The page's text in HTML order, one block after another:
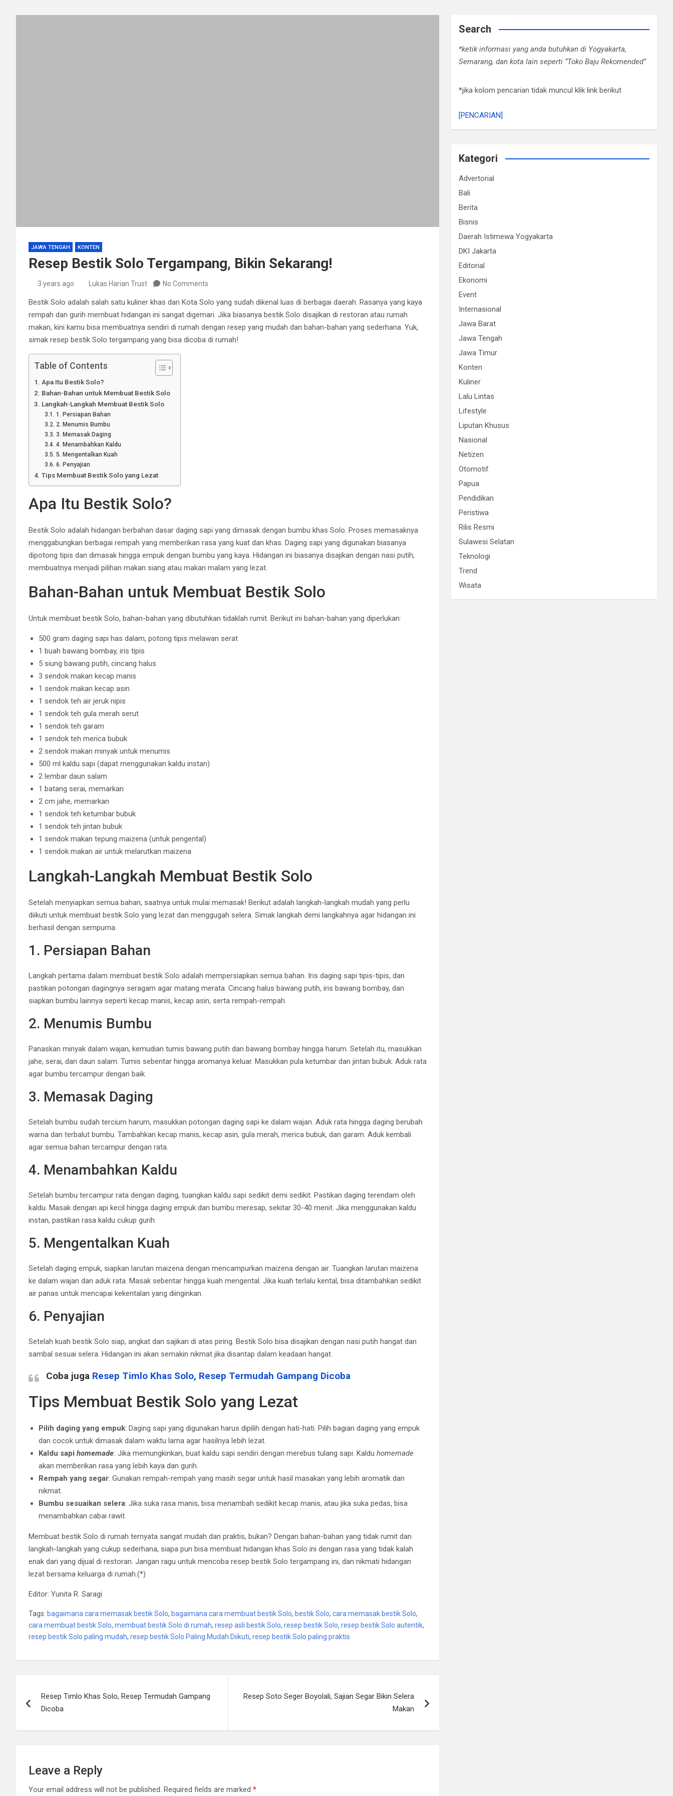
JAWA TENGAH KONTEN
Resep Bestik Solo Tergampang, Bikin Sekarang!
3 years ago Lukas Harian Trust No Comments
Bestik Solo adalah salah satu kuliner khas dari Kota Solo yang sudah dikenal luas di berbagai daerah. Rasanya yang kaya
rempah dan gurih membuat hidangan ini sangat digemari. Jika biasanya bestik Solo disajikan di restoran atau rumah
makan, kini kamu bisa membuatnya sendiri di rumah dengan resep yang mudah dan bahan-bahan yang sederhana. Yuk,
simak resep bestik Solo tergampang yang bisa dicoba di rumah!
Table of Contents
Apa Itu Bestik Solo?
Bahan-Bahan untuk Membuat Bestik Solo
Langkah-Langkah Membuat Bestik Solo
1. Persiapan Bahan
2. Menumis Bumbu
3. Memasak Daging
4. Menambahkan Kaldu
5. Mengentalkan Kuah
6. Penyajian
Tips Membuat Bestik Solo yang Lezat
Apa Itu Bestik Solo?
Bestik Solo adalah hidangan berbahan dasar daging sapi yang dimasak dengan bumbu khas Solo. Proses memasaknya
menggabungkan berbagai rempah yang memberikan rasa yang kuat dan khas. Daging sapi yang digunakan biasanya
dipotong tipis dan dimasak hingga empuk dengan bumbu yang kaya. Hidangan ini biasanya disajikan dengan nasi putih,
membuatnya menjadi pilihan makan siang atau makan malam yang lezat.
Bahan-Bahan untuk Membuat Bestik Solo
Untuk membuat bestik Solo, bahan-bahan yang dibutuhkan tidaklah rumit. Berikut ini bahan-bahan yang diperlukan:
500 gram daging sapi has dalam, potong tipis melawan serat
1 buah bawang bombay, iris tipis
5 siung bawang putih, cincang halus
3 sendok makan kecap manis
1 sendok makan kecap asin
1 sendok teh air jeruk nipis
1 sendok teh gula merah serut
1 sendok teh garam
1 sendok teh merica bubuk
2 sendok makan minyak untuk menumis
500 ml kaldu sapi (dapat menggunakan kaldu instan)
2 lembar daun salam
1 batang serai, memarkan
2 cm jahe, memarkan
1 sendok teh ketumbar bubuk
1 sendok teh jintan bubuk
1 sendok makan tepung maizena (untuk pengental)
1 sendok makan air untuk melarutkan maizena
Langkah-Langkah Membuat Bestik Solo
Setelah menyiapkan semua bahan, saatnya untuk mulai memasak! Berikut adalah langkah-langkah mudah yang perlu
diikuti untuk membuat bestik Solo yang lezat dan menggugah selera. Simak langkah demi langkahnya agar hidangan ini
berhasil dengan sempurna.
1. Persiapan Bahan
Langkah pertama dalam membuat bestik Solo adalah mempersiapkan semua bahan. Iris daging sapi tipis-tipis, dan
pastikan potongan dagingnya seragam agar matang merata. Cincang halus bawang putih, iris bawang bombay, dan
siapkan bumbu lainnya seperti kecap manis, kecap asin, serta rempah-rempah.
2. Menumis Bumbu
Panaskan minyak dalam wajan, kemudian tumis bawang putih dan bawang bombay hingga harum. Setelah itu, masukkan
jahe, serai, dan daun salam. Tumis sebentar hingga aromanya keluar. Masukkan pula ketumbar dan jintan bubuk. Aduk rata
agar bumbu tercampur dengan baik.
3. Memasak Daging
Setelah bumbu sudah tercium harum, masukkan potongan daging sapi ke dalam wajan. Aduk rata hingga daging berubah
warna dan terbalut bumbu. Tambahkan kecap manis, kecap asin, gula merah, merica bubuk, dan garam. Aduk kembali
agar semua bahan tercampur dengan rata.
4. Menambahkan Kaldu
Setelah bumbu tercampur rata dengan daging, tuangkan kaldu sapi sedikit demi sedikit. Pastikan daging terendam oleh
kaldu. Masak dengan api kecil hingga daging empuk dan bumbu meresap, sekitar 30-40 menit. Jika menggunakan kaldu
instan, pastikan rasa kaldu cukup gurih.
5. Mengentalkan Kuah
Setelah daging empuk, siapkan larutan maizena dengan mencampurkan maizena dengan air. Tuangkan larutan maizena
ke dalam wajan dan aduk rata. Masak sebentar hingga kuah mengental. Jika kuah terlalu kental, bisa ditambahkan sedikit
air panas untuk mencapai kekentalan yang diinginkan.
6. Penyajian
Setelah kuah bestik Solo siap, angkat dan sajikan di atas piring. Bestik Solo bisa disajikan dengan nasi putih hangat dan
sambal sesuai selera. Hidangan ini akan semakin nikmat jika disantap dalam keadaan hangat.
Coba juga Resep Timlo Khas Solo, Resep Termudah Gampang Dicoba
Tips Membuat Bestik Solo yang Lezat
Pilih daging yang empuk: Daging sapi yang digunakan harus dipilih dengan hati-hati. Pilih bagian daging yang empuk
dan cocok untuk dimasak dalam waktu lama agar hasilnya lebih lezat.
Kaldu sapi homemade: Jika memungkinkan, buat kaldu sapi sendiri dengan merebus tulang sapi. Kaldu homemade
akan memberikan rasa yang lebih kaya dan gurih.
Rempah yang segar: Gunakan rempah-rempah yang masih segar untuk hasil masakan yang lebih aromatik dan
nikmat.
Bumbu sesuaikan selera: Jika suka rasa manis, bisa menambah sedikit kecap manis, atau jika suka pedas, bisa
menambahkan cabai rawit.
Membuat bestik Solo di rumah ternyata sangat mudah dan praktis, bukan? Dengan bahan-bahan yang tidak rumit dan
langkah-langkah yang cukup sederhana, siapa pun bisa membuat hidangan khas Solo ini dengan rasa yang tidak kalah
enak dari yang dijual di restoran. Jangan ragu untuk mencoba resep bestik Solo tergampang ini, dan nikmati hidangan
lezat bersama keluarga di rumah.(*)
Editor: Yunita R. Saragi
Tags: bagaimana cara memasak bestik Solo, bagaimana cara membuat bestik Solo, bestik Solo, cara memasak bestik Solo,
cara membuat bestik Solo, membuat bestik Solo di rumah, resep asli bestik Solo, resep bestik Solo, resep bestik Solo autentik,
resep bestik Solo paling mudah, resep bestik Solo Paling Mudah Diikuti, resep bestik Solo paling praktis
navigation
Resep Timlo Khas Solo, Resep Termudah Gampang
Dicoba
Resep Soto Seger Boyolali, Sajian Segar Bikin Selera
Makan
Leave a Reply
Your email address will not be published. Required fields are marked *
Search
*ketik informasi yang anda butuhkan di Yogyakarta,
Semarang, dan kota lain seperti “Toko Baju Rekomended”
*jika kolom pencarian tidak muncul klik link berikut
[PENCARIAN]
Kategori
Advertorial
Bali
Berita
Bisnis
Daerah Istimewa Yogyakarta
DKI Jakarta
Editorial
Ekonomi
Event
Internasional
Jawa Barat
Jawa Tengah
Jawa Timur
Konten
Kuliner
Lalu Lintas
Lifestyle
Liputan Khusus
Nasional
Netizen
Otomotif
Papua
Pendidikan
Peristiwa
Rilis Resmi
Sulawesi Selatan
Teknologi
Trend
Wisata